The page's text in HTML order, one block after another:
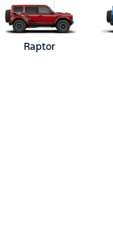
Raptor